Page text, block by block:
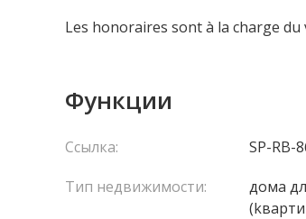
Les honoraires sont à la charge du
Функции
Ссылка:
SP-RB-
Тип недвижимости:
домa